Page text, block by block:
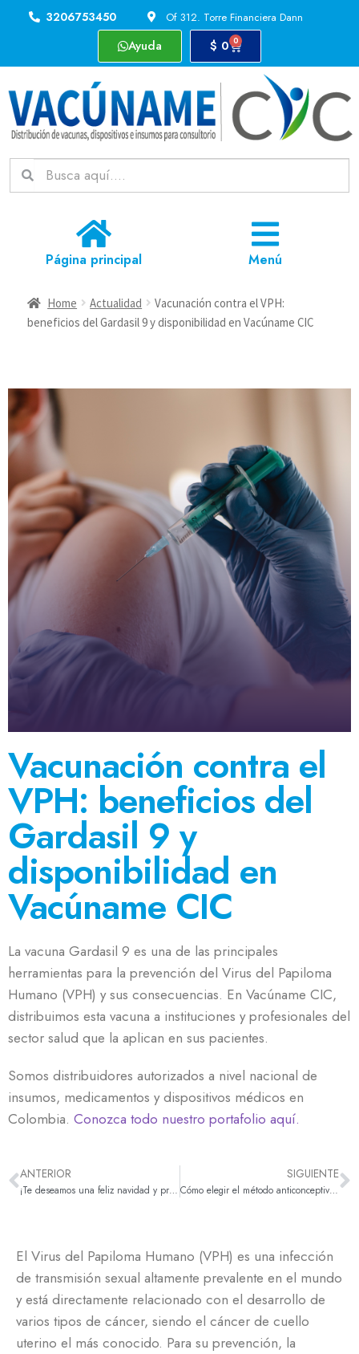
3206753450 Of 312. Torre Financiera Dann
Ayuda $ 0 0
Página principal Menú
Home Actualidad
Vacunación contra el VPH:
beneficios del Gardasil 9 y disponibilidad en Vacúname CIC
Vacunación contra el
VPH: beneficios del
Gardasil 9 y
disponibilidad en
Vacúname CIC
La vacuna Gardasil 9 es una de las principales
herramientas para la prevención del Virus del Papiloma
Humano (VPH) y sus consecuencias. En Vacúname CIC,
distribuimos esta vacuna a instituciones y profesionales del
sector salud que la aplican en sus pacientes.
Somos distribuidores autorizados a nivel nacional de
insumos, medicamentos y dispositivos médicos en
Colombia. Conozca todo nuestro portafolio aquí.
ANTERIOR
¡Te deseamos una feliz navidad y próspero año 2025!
SIGUIENTE
Cómo elegir el método anticonceptivo ideal: DIU, Implanon, Sinoimplant
El Virus del Papiloma Humano (VPH) es una infección
de transmisión sexual altamente prevalente en el mundo
y está directamente relacionado con el desarrollo de
varios tipos de cáncer, siendo el cáncer de cuello
uterino el más conocido. Para su prevención, la